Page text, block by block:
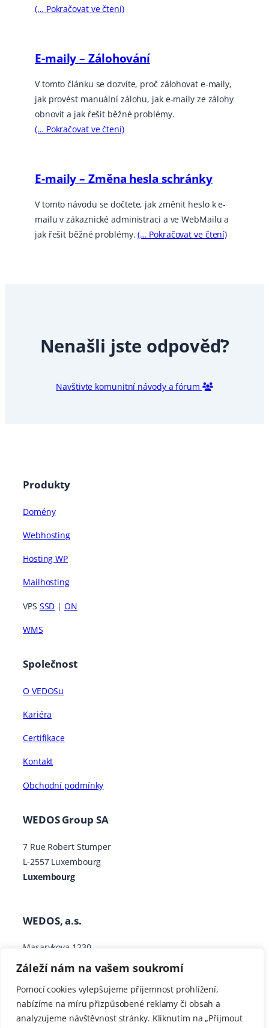
Záleží nám na vašem soukromí
Pomocí cookies vylepšujeme příjemnost prohlížení,
nabízíme na míru přizpůsobené reklamy či obsah a
analyzujeme návštěvnost stránky. Kliknutím na „Přijmout
(… Pokračovat ve čtení)
E-maily – Zálohování
V tomto článku se dozvíte, proč zálohovat e-maily,
jak provést manuální zálohu, jak e-maily ze zálohy
obnovit a jak řešit běžné problémy.
(… Pokračovat ve čtení)
E-maily – Změna hesla schránky
V tomto návodu se dočtete, jak změnit heslo k e-
mailu v zákaznické administraci a ve WebMailu a
jak řešit běžné problémy.(… Pokračovat ve čtení)
Nenašli jste odpověď?
Navštivte komunitní návody a fórum
Produkty
Domény
Webhosting
Hosting WP
Mailhosting
VPS SSD |ON
WMS
Společnost
O VEDOSu
Kariéra
Certifikace
Kontakt
Obchodní podmínky
WEDOS Group SA
7 Rue Robert Stumper
L-2557 Luxembourg
Luxembourg
WEDOS, a.s.
Masarykova 1230
373 41 Hluboká nad Vltavou